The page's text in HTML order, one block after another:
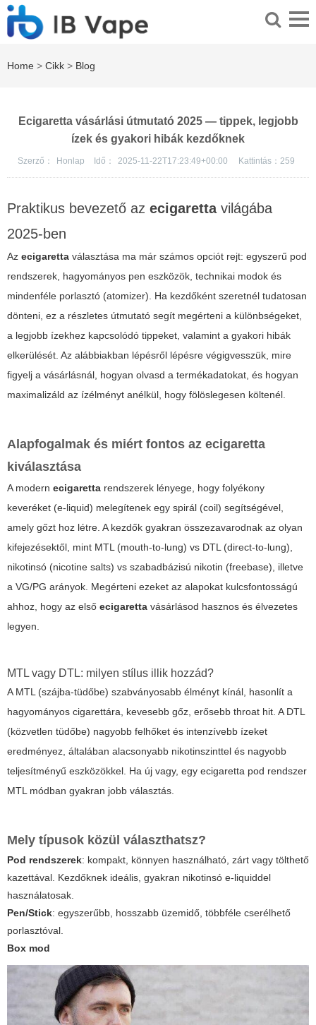
Home > Cikk > Blog
Ecigaretta vásárlási útmutató 2025 — tippek, legjobb
ízek és gyakori hibák kezdőknek
Szerző： Honlap Idő： 2025-11-22T17:23:49+00:00 Kattintás： 259
Praktikus bevezető az ecigarettavilágába
2025-ben
Az ecigaretta választása ma már számos opciót rejt: egyszerű pod
rendszerek, hagyományos pen eszközök, technikai modok és
mindenféle porlasztó (atomizer). Ha kezdőként szeretnél tudatosan
dönteni, ez a részletes útmutató segít megérteni a különbségeket,
a legjobb ízekhez kapcsolódó tippeket, valamint a gyakori hibák
elkerülését. Az alábbiakban lépésről lépésre végigvesszük, mire
figyelj a vásárlásnál, hogyan olvasd a termékadatokat, és hogyan
maximalizáld az ízélményt anélkül, hogy fölöslegesen költenél.
Alapfogalmak és miért fontos az ecigaretta
kiválasztása
A modern ecigaretta rendszerek lényege, hogy folyékony
keveréket (e-liquid) melegítenek egy spirál (coil) segítségével,
amely gőzt hoz létre. A kezdők gyakran összezavarodnak az olyan
kifejezésektől, mint MTL (mouth-to-lung) vs DTL (direct-to-lung),
nikotinsó (nicotine salts) vs szabadbázisú nikotin (freebase), illetve
a VG/PG arányok. Megérteni ezeket az alapokat kulcsfontosságú
ahhoz, hogy az első ecigaretta vásárlásod hasznos és élvezetes
legyen.
MTL vagy DTL: milyen stílus illik hozzád?
A MTL (szájba-tüdőbe) szabványosabb élményt kínál, hasonlít a
hagyományos cigarettára, kevesebb gőz, erősebb throat hit. A DTL
(közvetlen tüdőbe) nagyobb felhőket és intenzívebb ízeket
eredményez, általában alacsonyabb nikotinszinttel és nagyobb
teljesítményű eszközökkel. Ha új vagy, egy ecigaretta pod rendszer
MTL módban gyakran jobb választás.
Mely típusok közül választhatsz?
Pod rendszerek: kompakt, könnyen használható, zárt vagy tölthető
kazettával. Kezdőknek ideális, gyakran nikotinsó e-liquiddel
használatosak.
Pen/Stick: egyszerűbb, hosszabb üzemidő, többféle cserélhető
porlasztóval.
Box mod